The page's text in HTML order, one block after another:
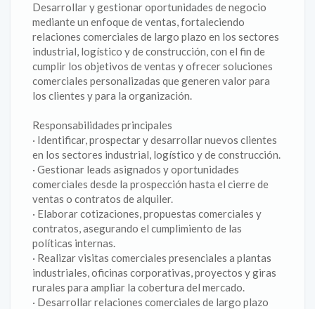
Desarrollar y gestionar oportunidades de negocio
mediante un enfoque de ventas, fortaleciendo
relaciones comerciales de largo plazo en los sectores
industrial, logístico y de construcción, con el fin de
cumplir los objetivos de ventas y ofrecer soluciones
comerciales personalizadas que generen valor para
los clientes y para la organización.
Responsabilidades principales
· Identificar, prospectar y desarrollar nuevos clientes
en los sectores industrial, logístico y de construcción.
· Gestionar leads asignados y oportunidades
comerciales desde la prospección hasta el cierre de
ventas o contratos de alquiler.
· Elaborar cotizaciones, propuestas comerciales y
contratos, asegurando el cumplimiento de las
políticas internas.
· Realizar visitas comerciales presenciales a plantas
industriales, oficinas corporativas, proyectos y giras
rurales para ampliar la cobertura del mercado.
· Desarrollar relaciones comerciales de largo plazo